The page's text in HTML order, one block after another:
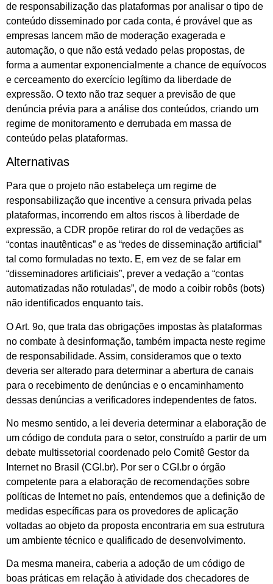
de responsabilização das plataformas por analisar o tipo de
conteúdo disseminado por cada conta, é provável que as
empresas lancem mão de moderação exagerada e
automação, o que não está vedado pelas propostas, de
forma a aumentar exponencialmente a chance de equívocos
e cerceamento do exercício legítimo da liberdade de
expressão. O texto não traz sequer a previsão de que
denúncia prévia para a análise dos conteúdos, criando um
regime de monitoramento e derrubada em massa de
conteúdo pelas plataformas.
Alternativas
Para que o projeto não estabeleça um regime de
responsabilização que incentive a censura privada pelas
plataformas, incorrendo em altos riscos à liberdade de
expressão, a CDR propõe retirar do rol de vedações as
“contas inautênticas” e as “redes de disseminação artificial”
tal como formuladas no texto. E, em vez de se falar em
“disseminadores artificiais”, prever a vedação a “contas
automatizadas não rotuladas”, de modo a coibir robôs (bots)
não identificados enquanto tais.
O Art. 9o, que trata das obrigações impostas às plataformas
no combate à desinformação, também impacta neste regime
de responsabilidade. Assim, consideramos que o texto
deveria ser alterado para determinar a abertura de canais
para o recebimento de denúncias e o encaminhamento
dessas denúncias a verificadores independentes de fatos.
No mesmo sentido, a lei deveria determinar a elaboração de
um código de conduta para o setor, construído a partir de um
debate multissetorial coordenado pelo Comitê Gestor da
Internet no Brasil (CGI.br). Por ser o CGI.br o órgão
competente para a elaboração de recomendações sobre
políticas de Internet no país, entendemos que a definição de
medidas específicas para os provedores de aplicação
voltadas ao objeto da proposta encontraria em sua estrutura
um ambiente técnico e qualificado de desenvolvimento.
Da mesma maneira, caberia a adoção de um código de
boas práticas em relação à atividade dos checadores de